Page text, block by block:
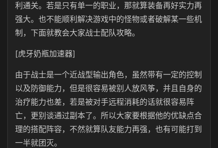
利通关。若是只有单一的职业，那就算装备再好实力再
强大。也不能顺利解决游戏中的怪物或者破解某一些机
制，下面就教会大家战士配队攻略。
[虎牙奶瓶加速器]
由于战士是一个近战型输出角色，虽然带有一定的控制
以及防御能力，但是很容易被别人放风筝，并且自身的
治疗能力也差，若是被对手远程消耗的话就很容易阵
亡，更别谈通过副本了。所以大家要根据他的优缺点合
理的搭配阵容，不然就算队友能力再强，也有可能打到
一半就团灭。